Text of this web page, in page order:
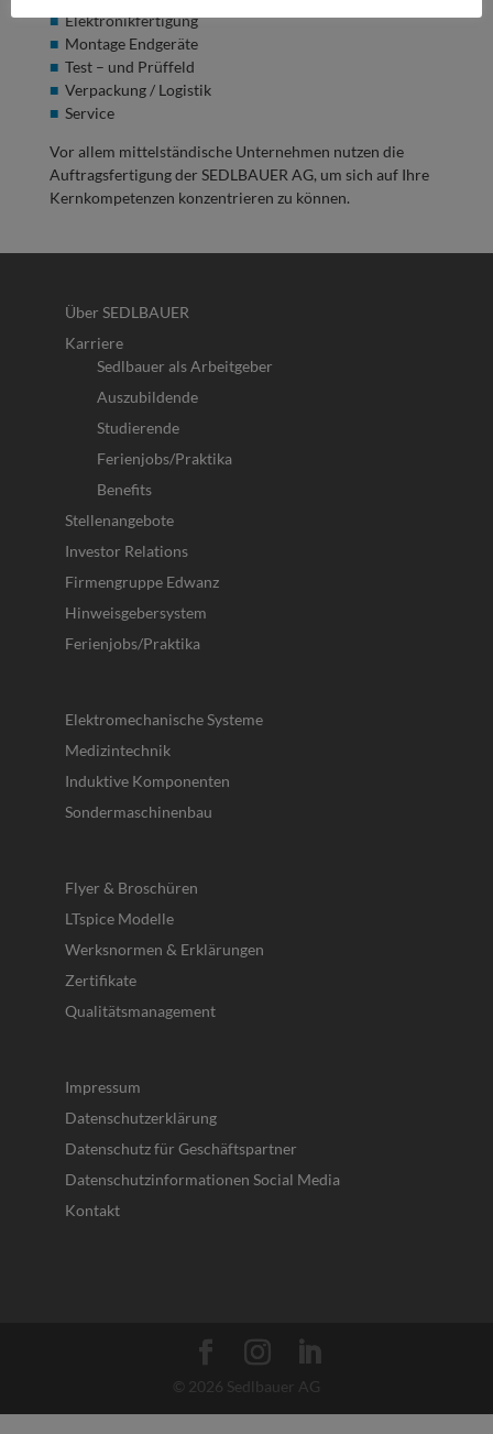
Elektronikfertigung
Montage Endgeräte
Test – und Prüffeld
Verpackung / Logistik
Service
Vor allem mittelständische Unternehmen nutzen die
Auftragsfertigung der SEDLBAUER AG, um sich auf Ihre
Kernkompetenzen konzentrieren zu können.
Über SEDLBAUER
Karriere
Sedlbauer als Arbeitgeber
Auszubildende
Studierende
Ferienjobs/Praktika
Benefits
Stellenangebote
Investor Relations
Firmengruppe Edwanz
Hinweisgebersystem
Ferienjobs/Praktika
Elektromechanische Systeme
Medizintechnik
Induktive Komponenten
Sondermaschinenbau
Flyer & Broschüren
LTspice Modelle
Werksnormen & Erklärungen
Zertifikate
Qualitätsmanagement
Impressum
Datenschutzerklärung
Datenschutz für Geschäftspartner
Datenschutzinformationen Social Media
Kontakt
© 2026 Sedlbauer AG